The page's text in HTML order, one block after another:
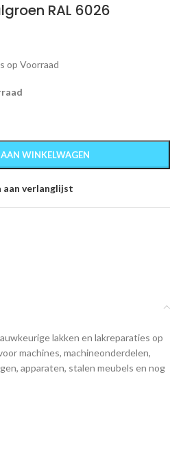
RAL 6026
op Voorraad
WINKELWAGEN
aan verlanglijst
lakken en lakreparaties op
machines, machineonderdelen,
apparaten, stalen meubels en nog